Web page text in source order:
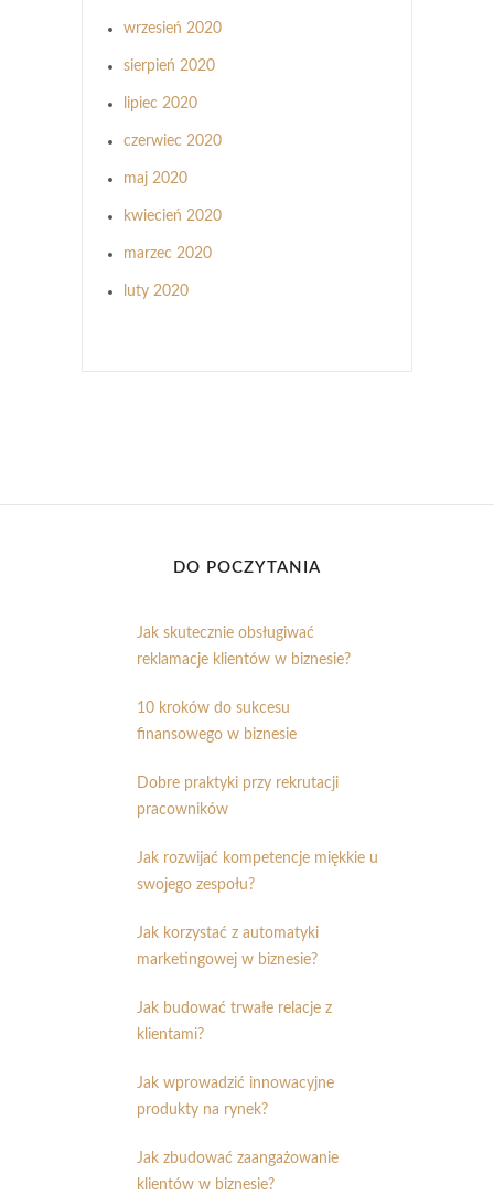
wrzesień 2020
sierpień 2020
lipiec 2020
czerwiec 2020
maj 2020
kwiecień 2020
marzec 2020
luty 2020
DO POCZYTANIA
Jak skutecznie obsługiwać
reklamacje klientów w biznesie?
10 kroków do sukcesu
finansowego w biznesie
Dobre praktyki przy rekrutacji
pracowników
Jak rozwijać kompetencje miękkie u
swojego zespołu?
Jak korzystać z automatyki
marketingowej w biznesie?
Jak budować trwałe relacje z
klientami?
Jak wprowadzić innowacyjne
produkty na rynek?
Jak zbudować zaangażowanie
klientów w biznesie?